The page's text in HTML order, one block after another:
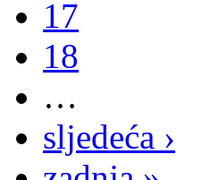
17
18
…
sljedeća ›